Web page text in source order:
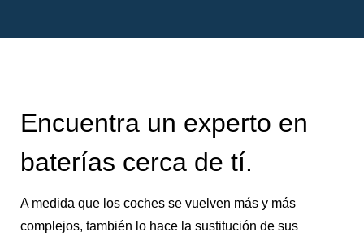
Encuentra un experto en
baterías cerca de tí.
A medida que los coches se vuelven más y más
complejos, también lo hace la sustitución de sus